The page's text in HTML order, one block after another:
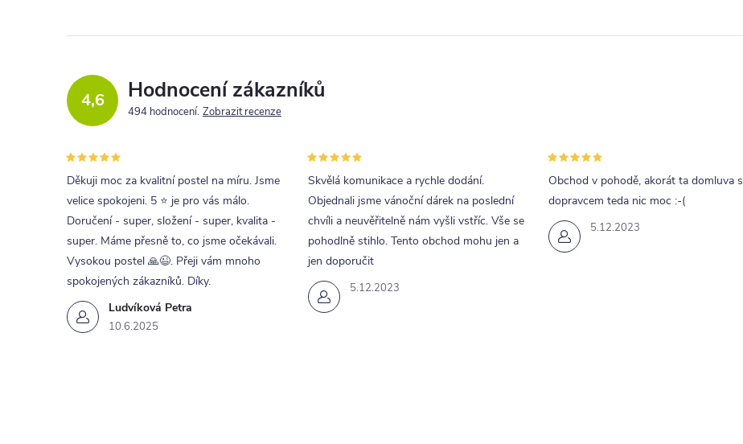
4,6 Hodnocení zákazníků
494 hodnocení Zobrazit recenze
Ludvíková Petra
10.6.2025
Děkuji moc za kvalitní postel na míru. Jsme
velice spokojeni. 5 ⭐ je pro vás málo.
Doručení - super, složení - super, kvalita -
super. Máme přesně to, co jsme očekávali.
Vysokou postel 🙏😉. Přeji vám mnoho
spokojených zákazníků. Díky.
5.12.2023
Skvělá komunikace a rychle dodání.
Objednali jsme vánoční dárek na poslední
chvíli a neuvěřitelně nám vyšli vstříc. Vše se
pohodlně stihlo. Tento obchod mohu jen a
jen doporučit
5.12.2023
Obchod v pohodě, akorát ta domluva s
dopravcem teda nic moc :-(